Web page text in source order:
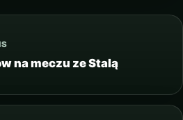
na meczu ze Stalą